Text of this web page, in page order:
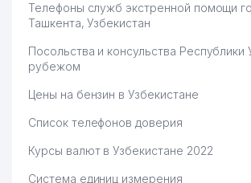
РЕСПУБЛИКИ УЗБЕКИСТАН
65
ТЕХНИКИ
66
ПРЕДСТАВИТЕЛЬСТВО
MYUNG SUNG PLACON
ПРЕДСТАВИТЕЛЬСТВО
Телефоны служб экстренной помощи
Ташкента, Узбекистан
Посольства и консульства Республики
рубежом
Цены на бензин в Узбекистане
Список телефонов доверия
Курсы валют в Узбекистане 2022
Система единиц измерения